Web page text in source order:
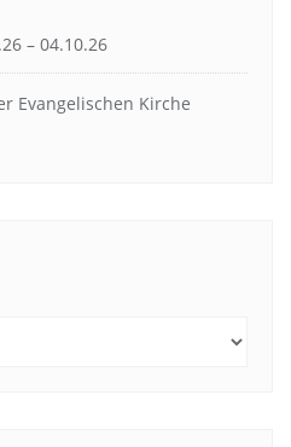
– 04.10.26
Evangelischen Kirche